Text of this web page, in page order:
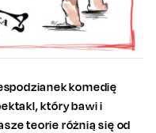
komedię
który bawi i
teorie różnią się od